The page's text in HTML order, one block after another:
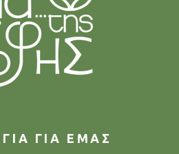
ΓΙΑ ΕΜΑΣ